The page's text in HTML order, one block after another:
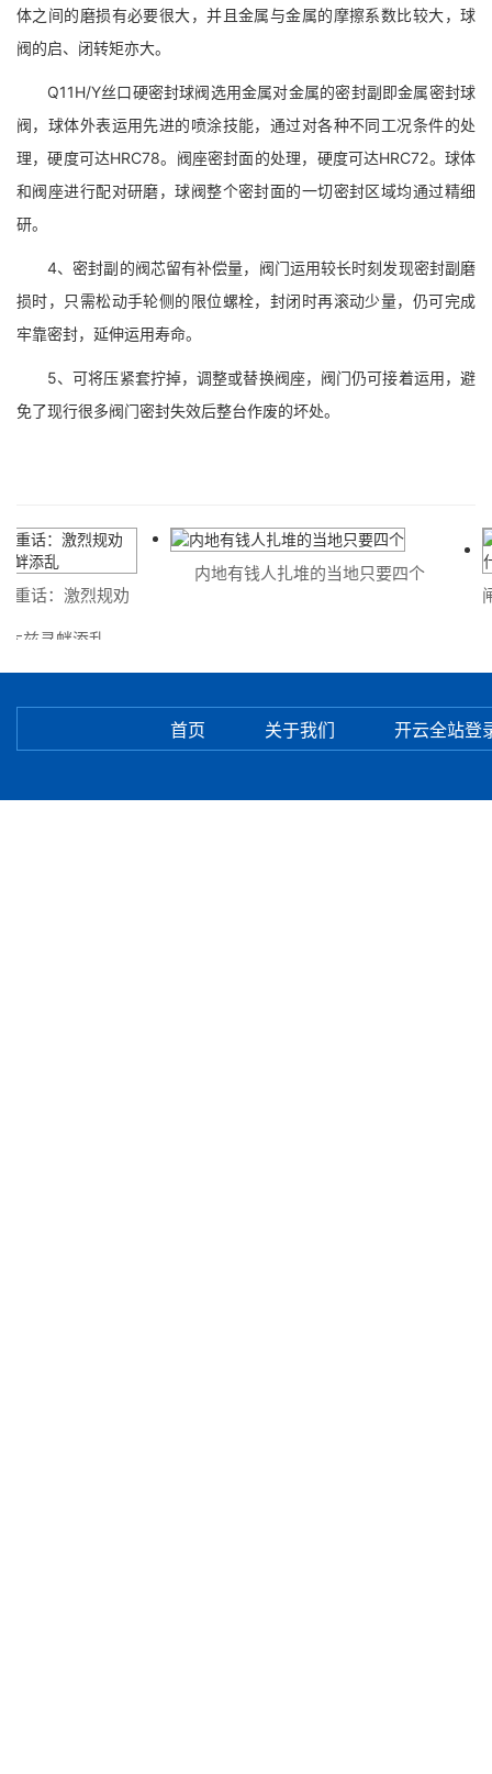
体之间的磨损有必要很大，并且金属与金属的摩擦系数比较大，球
阀的启、闭转矩亦大。
Q11H/Y丝口硬密封球阀选用金属对金属的密封副即金属密封球
阀，球体外表运用先进的喷涂技能，通过对各种不同工况条件的处
理，硬度可达HRC78。阀座密封面的处理，硬度可达HRC72。球体
和阀座进行配对研磨，球阀整个密封面的一切密封区域均通过精细
研。
4、密封副的阀芯留有补偿量，阀门运用较长时刻发现密封副磨
损时，只需松动手轮侧的限位螺栓，封闭时再滚动少量，仍可完成
牢靠密封，延伸运用寿命。
5、可将压紧套拧掉，调整或替换阀座，阀门仍可接着运用，避
免了现行很多阀门密封失效后整台作废的坏处。
话：激烈规劝
兹寻衅添乱
内地有钱人扎堆的当地只要四个
首页 关于我们 开云全站登